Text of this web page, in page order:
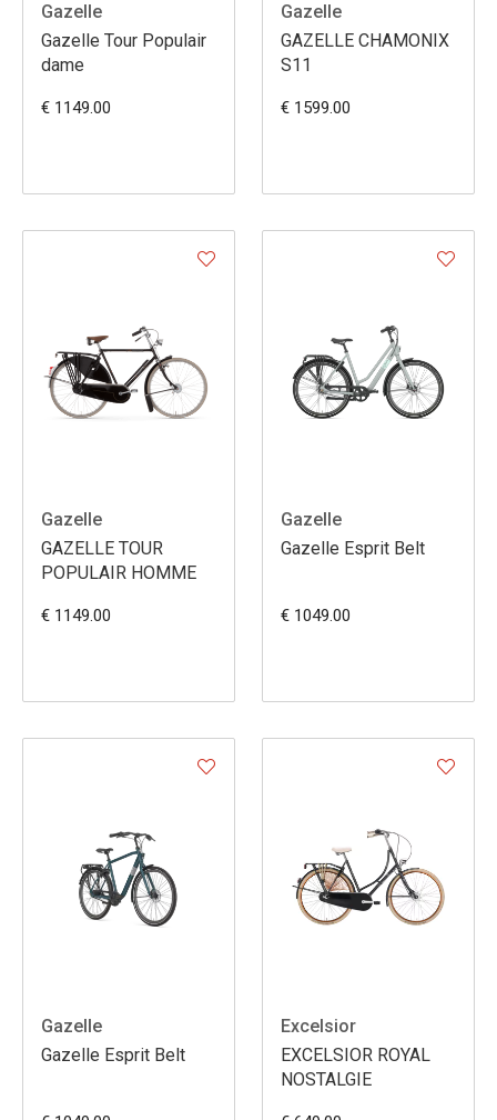
Gazelle
Gazelle Tour Populair
dame
€ 1149.00
Gazelle
GAZELLE CHAMONIX
S11
€ 1599.00
Gazelle
GAZELLE TOUR
POPULAIR HOMME
€ 1149.00
Gazelle
Gazelle Esprit Belt
€ 1049.00
Gazelle
Gazelle Esprit Belt
Excelsior
EXCELSIOR ROYAL
NOSTALGIE